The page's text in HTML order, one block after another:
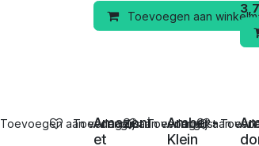
Toevoegen aan
Amazoni
et
Toevoegen aan verlanglijst
Amber -
Klein
Toevoegen aan verlanglijst
Toevoegen aan